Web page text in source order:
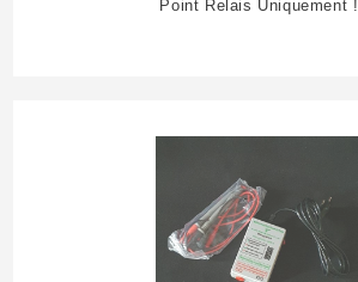
Point Relais Uniquement !